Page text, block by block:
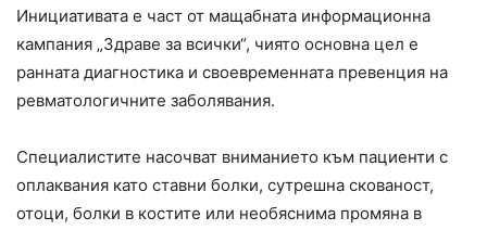
Инициативата е част от мащабната информационна
кампания „Здраве за всички“, чиято основна цел е
ранната диагностика и своевременната превенция на
ревматологичните заболявания.
Специалистите насочват вниманието към пациенти с
оплаквания като ставни болки, сутрешна скованост,
отоци, болки в костите или необяснима промяна в